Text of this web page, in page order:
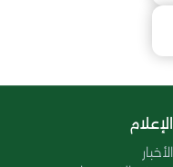
الإعلام
الأخبار